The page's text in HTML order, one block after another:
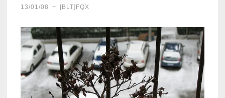
13/01/08 ~ [BLT]FQX